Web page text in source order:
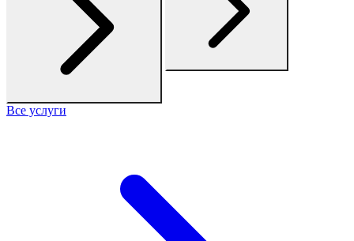
Все услуги